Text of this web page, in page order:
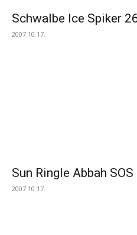
Schwalbe Ice Spiker
2007.10.17.
Sun Ringle Abbah
2007.10.17.